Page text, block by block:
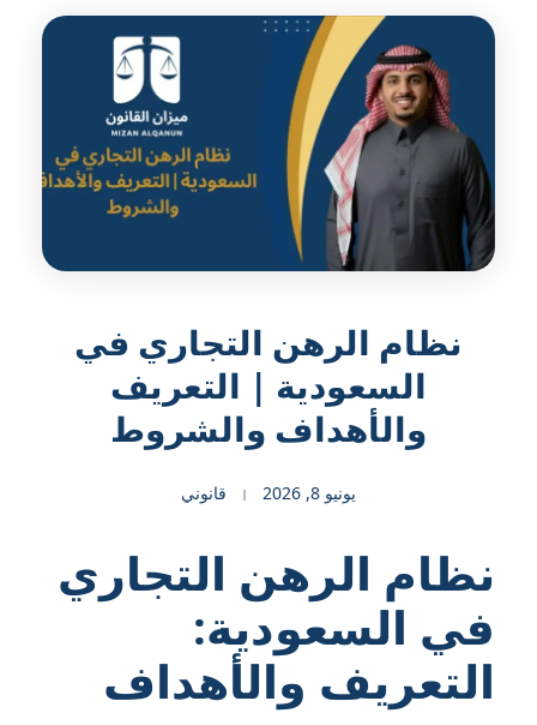
نظام الرهن التجاري في
السعودية | التعريف
والأهداف والشروط
يونيو 8, 2026 قانوني
نظام الرهن التجاري
في السعودية:
التعريف والأهداف